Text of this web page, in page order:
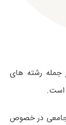
مهندسی تولیدات گیاهی با کد ۱۳۱۰ از جمله رشته های
است.
جامعی در خصوص